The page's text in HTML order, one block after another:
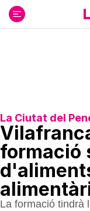
contenido
La Ciutat del
formació
La formació tindrà